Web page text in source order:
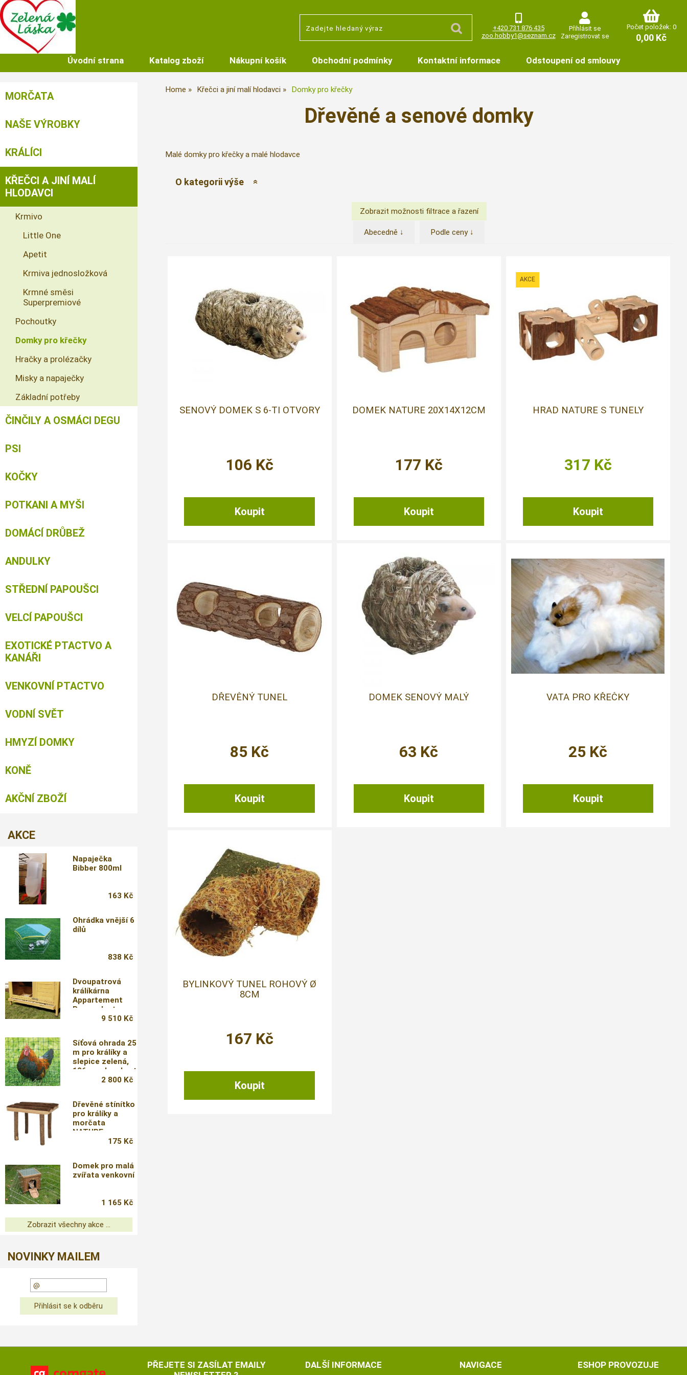
+420 731 876 435
zoo.hobby1@seznam.cz
Přihlásit se
Zaregistrovat se
Počet položek: 0
0,00 Kč
Úvodní strana Katalog zboží Nákupní košík Obchodní podmínky Kontaktní informace Odstoupení od smlouvy
Home Křečci a jiní malí hlodavci Domky pro křečky
Dřevěné a senové domky
Malé domky pro křečky a malé hlodavce
O kategorii výše
Abecedně ↓ Podle ceny ↓
SENOVÝ DOMEK S 6-TI OTVORY
106 Kč
DOMEK NATURE 20X14X12CM
177 Kč
HRAD NATURE S TUNELY
317 Kč
DŘEVĚNÝ TUNEL
85 Kč
DOMEK SENOVÝ MALÝ
63 Kč
VATA PRO KŘEČKY
25 Kč
BYLINKOVÝ TUNEL ROHOVÝ Ø
8CM
167 Kč
MORČATA
NAŠE VÝROBKY
KRÁLÍCI
KŘEČCI A JINÍ MALÍ
HLODAVCI
Krmivo
Little One
Apetit
Krmiva jednosložková
Krmné směsi
Superpremiové
Pochoutky
Domky pro křečky
Hračky a prolézačky
Misky a napaječky
Základní potřeby
ČINČILY A OSMÁCI DEGU
PSI
KOČKY
POTKANI A MYŠI
DOMÁCÍ DRŮBEŽ
ANDULKY
STŘEDNÍ PAPOUŠCI
VELCÍ PAPOUŠCI
EXOTICKÉ PTACTVO A
KANÁŘI
VENKOVNÍ PTACTVO
VODNÍ SVĚT
HMYZÍ DOMKY
KONĚ
AKČNÍ ZBOŽÍ
AKCE
Napaječka
Bibber 800ml
163 Kč
Ohrádka vnější 6
dílů
838 Kč
Dvoupatrová
králíkárna
Appartement
Pro, s plastovou
střechou9 510 Kč
Síťová ohrada 25
m pro králíky a
slepice zelená,
106cm, dvouhrot
2 800 Kč
Dřevěné stínítko
pro králíky a
morčata
NATURE
30x22x25cm175 Kč
Domek pro malá
zvířata venkovní
1 165 Kč
Zobrazit všechny akce ...
NOVINKY MAILEM
PŘEJETE SI ZASÍLAT EMAILY
DALŠÍ INFORMACE NAVIGACE ESHOP PROVOZUJE